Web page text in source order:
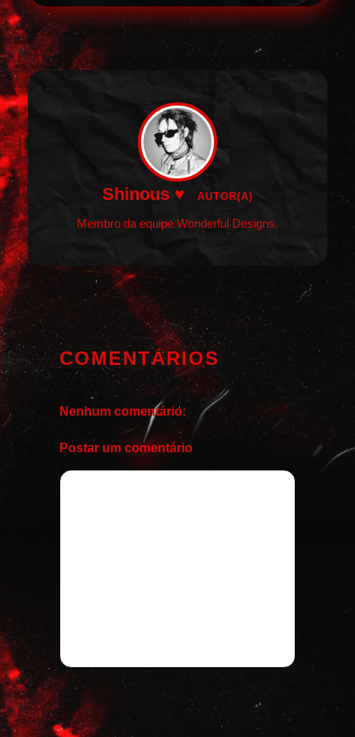
Shinous ♥ AUTOR(A)
Membro da equipe Wonderful Designs.
COMENTÁRIOS
Nenhum comentário:
Postar um comentário